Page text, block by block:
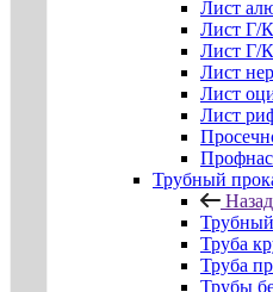
Лист
Лист Г/
Лист Г/
Лист
Лист
Лист
Трубный
Назад
Труба
Труба
Трубы